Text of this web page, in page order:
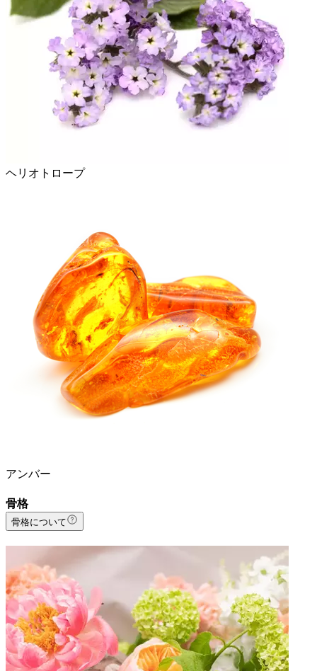
ヘリオトロープ
アンバー
骨格
骨格について